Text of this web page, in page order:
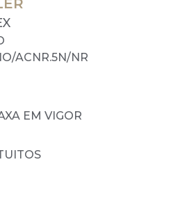
ACNR.5N/NR
EM VIGOR